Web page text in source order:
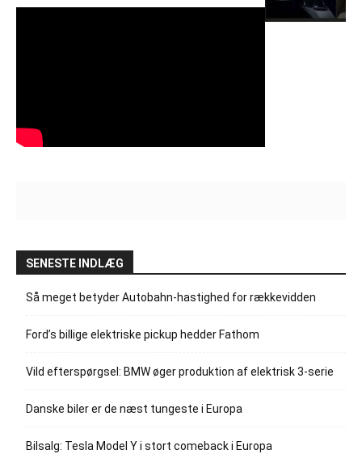
SENESTE INDLÆG
Så meget betyder Autobahn-hastighed for rækkevidden
Ford’s billige elektriske pickup hedder Fathom
Vild efterspørgsel: BMW øger produktion af elektrisk 3-serie
Danske biler er de næst tungeste i Europa
Bilsalg: Tesla Model Y i stort comeback i Europa